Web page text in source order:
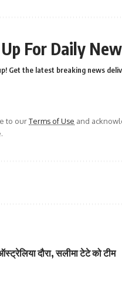
For Daily
Get the latest breaking news
to ourTerms of Use and
दौरा, सलीमा टेटे को टीम